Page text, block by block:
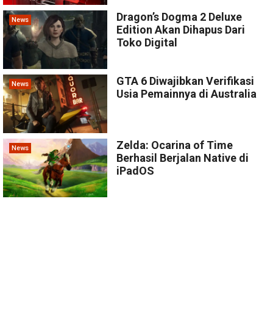
News
Dragon’s Dogma 2 Deluxe
Edition Akan Dihapus Dari
Toko Digital
News
GTA 6 Diwajibkan Verifikasi
Usia Pemainnya di Australia
News
Zelda: Ocarina of Time
Berhasil Berjalan Native di
iPadOS